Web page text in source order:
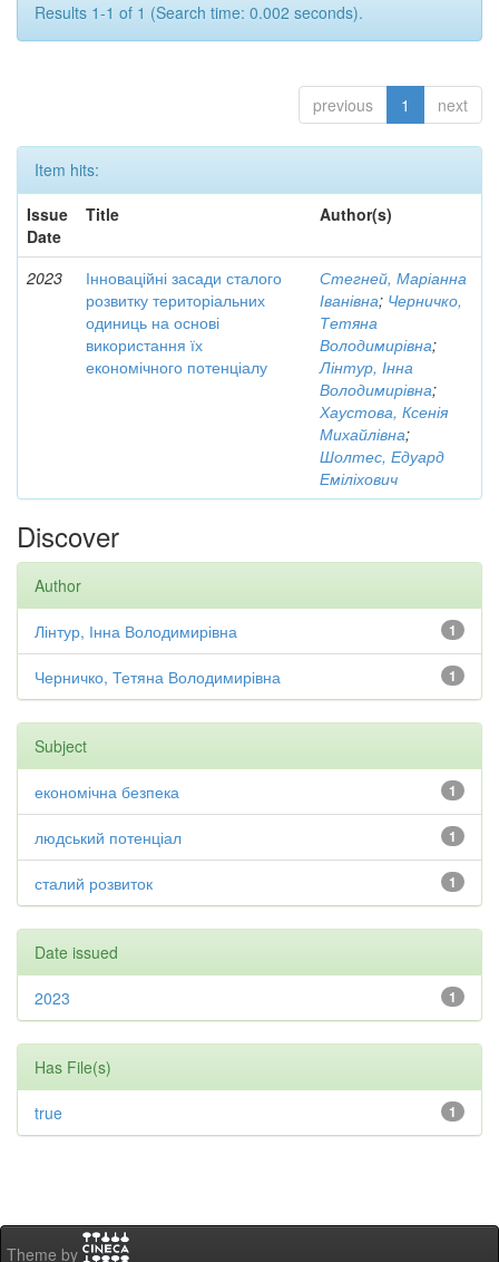
Results 1-1 of 1 (Search time: 0.002 seconds).
previous 1 next
Item hits:
Issue
Date
Title Author(s)
2023
Інноваційні засади сталого
розвитку територіальних
одиниць на основі
використання їх
економічного потенціалу
Стегней, Маріанна
Іванівна; Черничко,
Тетяна
Володимирівна;
Лінтур, Інна
Володимирівна;
Хаустова, Ксенія
Михайлівна;
Шолтес, Едуард
Еміліхович
Discover
Author
1
Лінтур, Інна Володимирівна
1
Черничко, Тетяна Володимирівна
Subject
1
економічна безпека
1
людський потенціал
1
сталий розвиток
Date issued
1
2023
Has File(s)
1
true
Theme by